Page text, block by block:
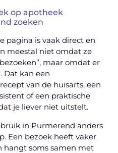
op apotheek
zoeken
pagina is vaak direct en
meestal niet omdat ze
maar omdat er
Dat kan een
van de huisarts, een
of een praktische
je liever niet uitstelt.
in Purmerend anders
Een bezoek heeft vaker
hangt soms samen met